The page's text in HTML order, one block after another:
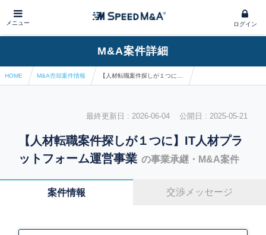
メニュー ログイン
M&A案件詳細
HOME M&A売却案件情報
最終更新日 : 2026-06-04 公開日 : 2025-05-21
【人材転職案件探しが１つに】IT人材プラ
ットフォーム運営事業 の事業承継・M&A案件
案件情報 交渉メッセージ